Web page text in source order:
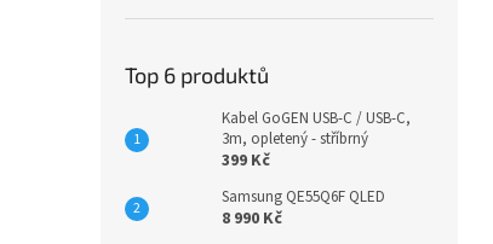
Top 6 produktů
Kabel GoGEN USB-C / USB-C,
3m, opletený - stříbrný
399 Kč
Samsung QE55Q6F QLED
8 990 Kč